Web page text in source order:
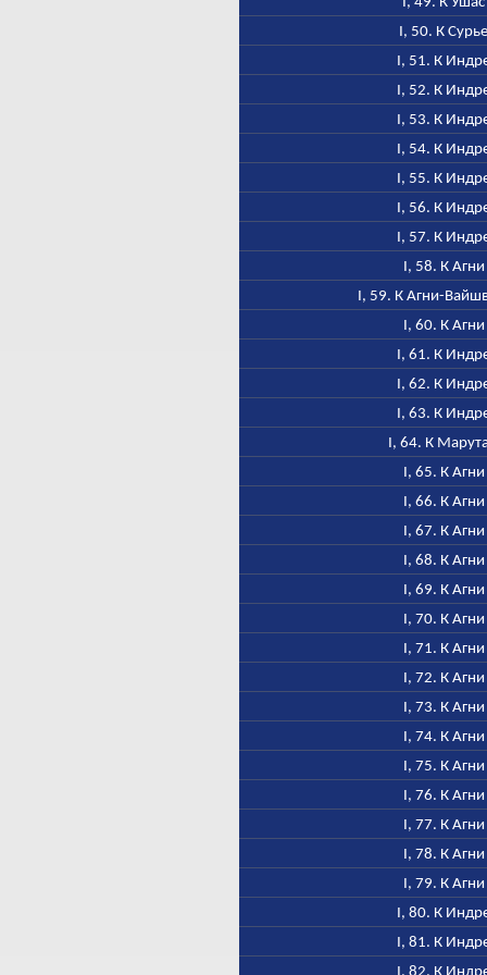
I, 50. К Сурье
I, 51. К
I, 52. К
I, 53. К
I, 54. К
I, 55. К
I, 56. К
I, 57. К
I, 58. К Агни
I, 59. К Агни-
I, 60. К Агни
I, 61. К
I, 62. К
I, 63. К
I, 64. К
I, 65. К Агни
I, 66. К Агни
I, 67. К Агни
I, 68. К Агни
I, 69. К Агни
I, 70. К Агни
I, 71. К Агни
I, 72. К Агни
I, 73. К Агни
I, 74. К Агни
I, 75. К Агни
I, 76. К Агни
I, 77. К Агни
I, 78. К Агни
I, 79. К Агни
I, 80. К
I, 81. К
I, 82. К